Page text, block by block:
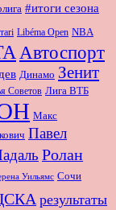
#итоги сезона
Libéma Open NBA
Автоспорт
Динамо Зенит
Советов Лига ВТБ
Макс
Павел
Ролан
Уильямс Сочи
результаты